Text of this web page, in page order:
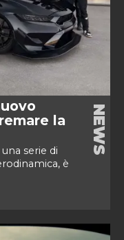
la
serie di
è
NEWS